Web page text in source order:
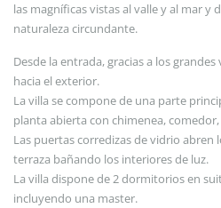
las magníficas vistas al valle y al mar y
naturaleza circundante.
Desde la entrada, gracias a los
hacia el exterior.
La villa se compone de una parte
planta abierta con chimenea,
Las puertas corredizas de vidrio abren
terraza bañando los interiores de luz.
La villa dispone de 2 dormitorios en
incluyendo una master.